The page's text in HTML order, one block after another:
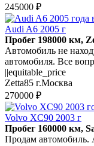
245000 ₽
Audi A6 2005 г
Пробег 198000 км,
Автомобиль не
автомобиля. Все
||equitable_price
Zetta85 г.Москва
270000 ₽
Volvo XC90 2003 г
Пробег 160000 км,
Продам автомобиль.